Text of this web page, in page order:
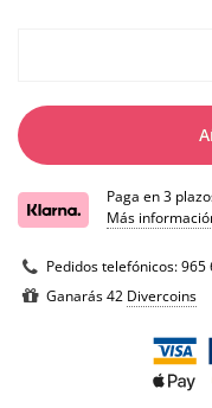
Paga en 3
Más
Pedidos telefónicos:965
Ganarás 42 Divercoins